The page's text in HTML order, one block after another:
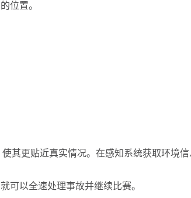
位置。
其更贴近真实情况。在感知系统获取环境
可以全速处理事故并继续比赛。